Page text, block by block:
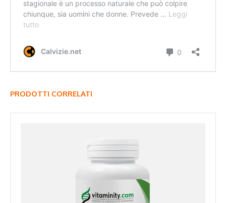
PRODOTTI CORRELATI